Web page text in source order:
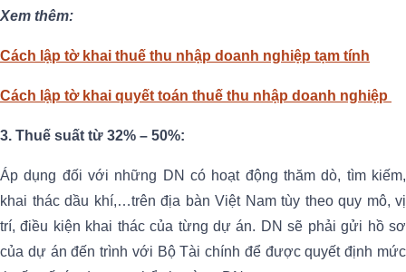
Xem thêm:
Cách lập tờ khai thuế thu nhập doanh nghiệp tạm tính
Cách lập tờ khai quyết toán thuế thu nhập doanh nghiệp
3. Thuế suất từ 32% – 50%:
Áp dụng đối với những DN có hoạt động thăm dò, tìm kiếm,
khai thác dầu khí,…trên địa bàn Việt Nam tùy theo quy mô, vị
trí, điều kiện khai thác của từng dự án. DN sẽ phải gửi hồ sơ
của dự án đến trình với Bộ Tài chính để được quyết định mức